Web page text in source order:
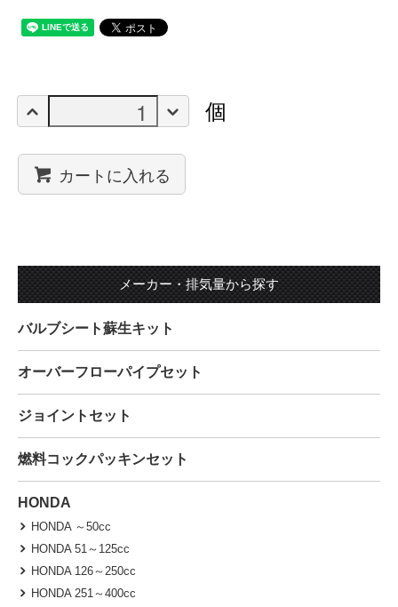
個
カートに入れる
メーカー・排気量から探す
バルブシート蘇生キット
オーバーフローパイプセット
ジョイントセット
燃料コックパッキンセット
HONDA
HONDA ～50cc
HONDA 51～125cc
HONDA 126～250cc
HONDA 251～400cc